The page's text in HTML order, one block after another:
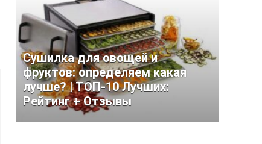
Сушилка для овощей и
фруктов: определяем какая
лучше? | ТОП-10 Лучших:
Рейтинг + Отзывы